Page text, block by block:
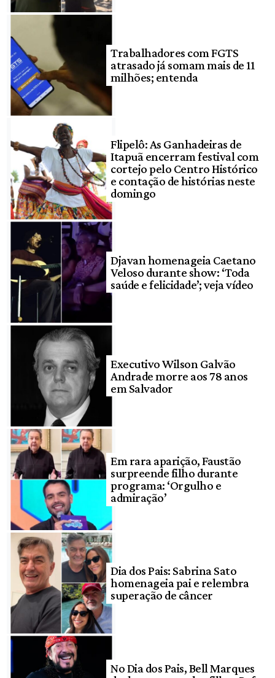
Trabalhadores com FGTS
atrasado já somam mais de 11
milhões; entenda
Flipelô: As Ganhadeiras de
Itapuã encerram festival com
cortejo pelo Centro Histórico
e contação de histórias neste
domingo
Djavan homenageia Caetano
Veloso durante show: ‘Toda
saúde e felicidade’; veja vídeo
Executivo Wilson Galvão
Andrade morre aos 78 anos
em Salvador
Em rara aparição, Faustão
surpreende filho durante
programa: ‘Orgulho e
admiração’
Dia dos Pais: Sabrina Sato
homenageia pai e relembra
superação de câncer
No Dia dos Pais, Bell Marques